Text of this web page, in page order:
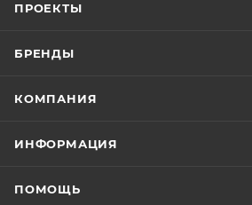
ПРОЕКТЫ
БРЕНДЫ
КОМПАНИЯ
ИНФОРМАЦИЯ
ПОМОЩЬ